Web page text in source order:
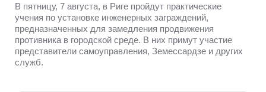
В пятницу, 7 августа, в Риге пройдут практические
учения по установке инженерных заграждений,
предназначенных для замедления продвижения
противника в городской среде. В них примут участие
представители самоуправления, Земессардзе и других
служб.